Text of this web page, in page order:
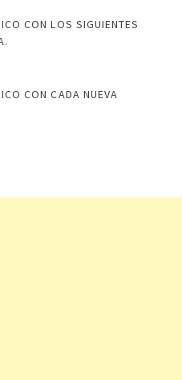
CON LOS SIGUIENTES
CON CADA NUEVA